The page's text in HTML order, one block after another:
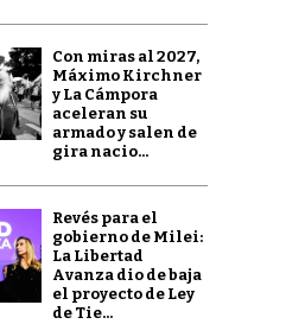
Con miras al 2027,
Máximo Kirchner
y La Cámpora
aceleran su
armado y salen de
gira nacio...
Revés para el
gobierno de Milei:
La Libertad
Avanza dio de baja
el proyecto de Ley
de Tie...